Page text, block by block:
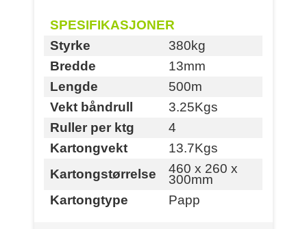
SPESIFIKASJONER
Styrke
380kg
Bredde
13mm
Lengde
500m
Vekt båndrull
3.25Kgs
Ruller per ktg
4
Kartongvekt
13.7Kgs
Kartongstørrelse
460 x 260 x
300mm
Kartongtype
Papp